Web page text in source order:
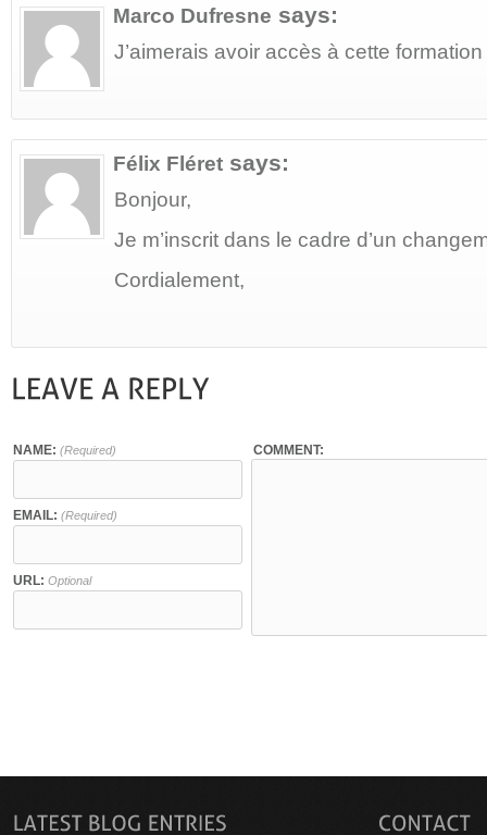
Marco Dufresne says:
J’aimerais avoir accès à cette formation
Félix Fléret says:
Bonjour,
Je m’inscrit dans le cadre d’un
Cordialement,
NAME: (Required)
EMAIL: (Required)
URL: Optional
COMMENT: